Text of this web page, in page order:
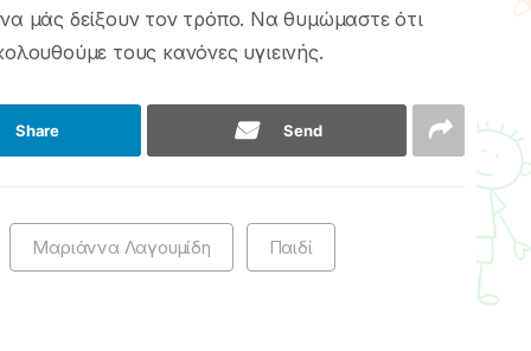
μάς δείξουν τον τρόπο. Να θυμώμαστε ότι
τους κανόνες υγιεινής.
Share Send
Μαριάννα Λαγουμίδη Παιδί